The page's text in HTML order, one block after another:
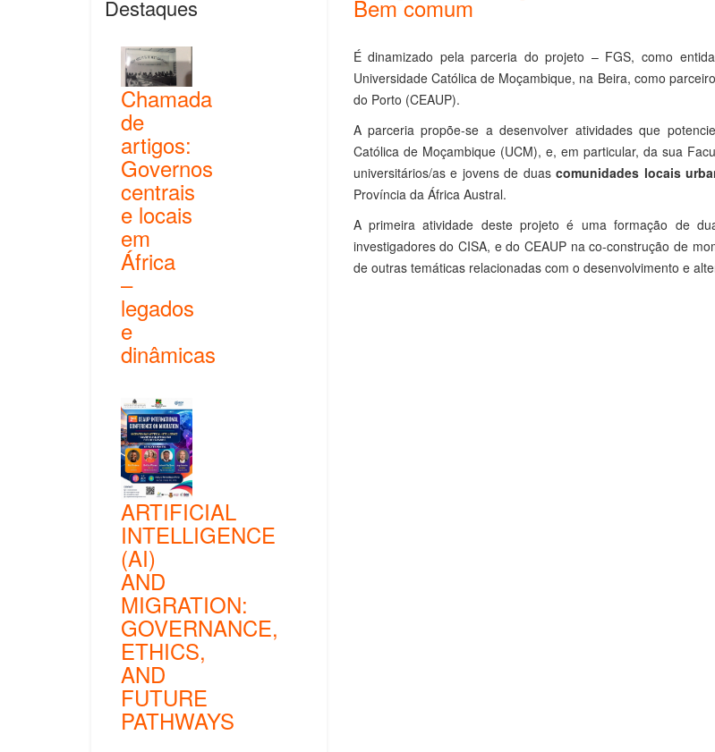
Destaques
Chamada
de
artigos:
Governos
centrais
e locais
em
África
–
legados
e
dinâmicas
ARTIFICIAL
INTELLIGENCE
(AI)
AND
MIGRATION:
GOVERNANCE,
ETHICS,
AND
FUTURE
PATHWAYS
Bem comum
É dinamizado pela parceria do projeto – FGS, como
Universidade Católica de Moçambique, na Beira, como
do Porto (CEAUP).
A parceria propõe-se a desenvolver atividades que
Católica de Moçambique (UCM), e, em particular, da sua
universitários/as e jovens de duascomunidades locais
Província da África Austral.
A primeira atividade deste projeto é uma formação de
investigadores do CISA, e do CEAUP na co-construção de
de outras temáticas relacionadas com o desenvolvimento e